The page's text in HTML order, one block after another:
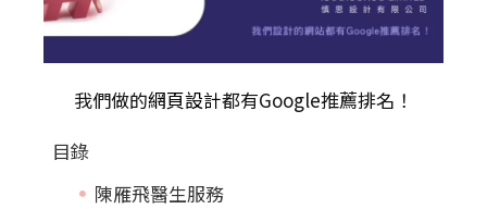
我們做的網頁設計都有Google推薦排名！
目錄
陳雁飛醫生服務